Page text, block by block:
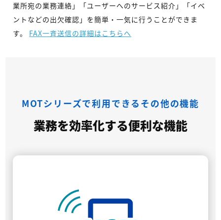
業所宛の業務連絡」「ユーザーへのサービス紹介」「イベ
ントなどの出欠確認」を簡単・一気に行うことができま
す。 FAX一斉送信の詳細はこちらへ
MOTシリーズで利用できるその他の機能
業務を効率化する便利な機能